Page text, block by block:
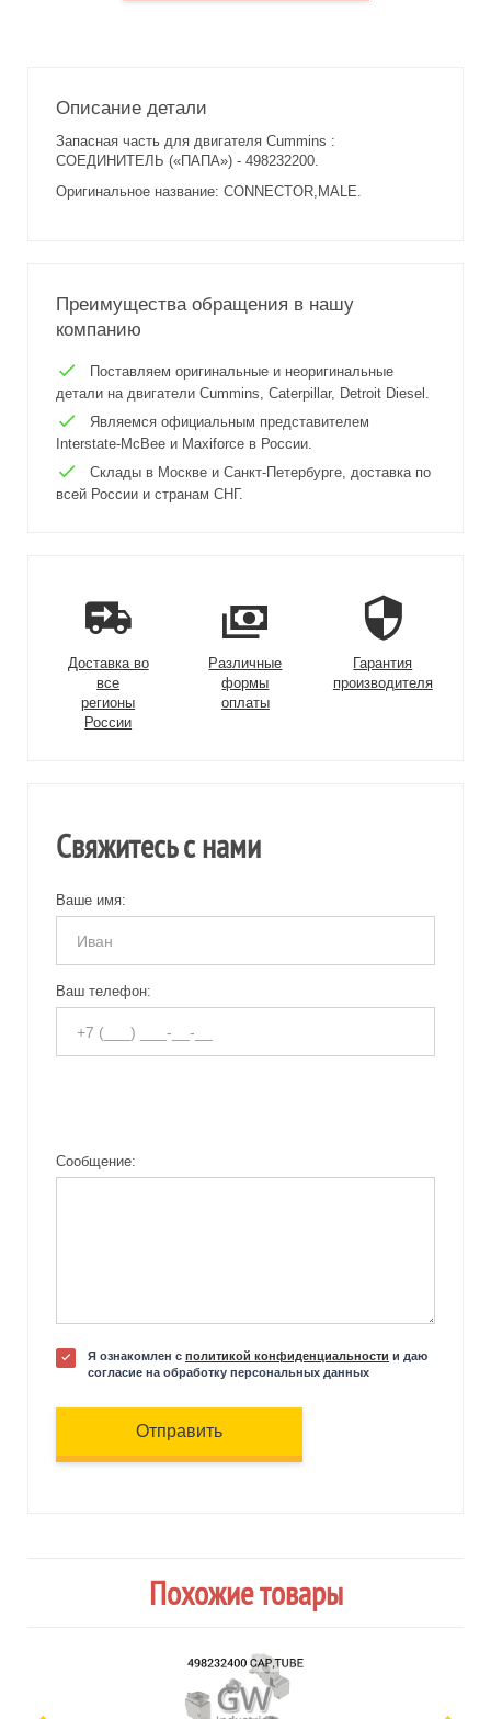
Описание детали
Запасная часть для двигателя Cummins :
СОЕДИНИТЕЛЬ («ПАПА») - 498232200.
Оригинальное название: CONNECTOR,MALE.
Преимущества обращения в нашу
компанию
Поставляем оригинальные и неоригинальные
детали на двигатели Cummins, Caterpillar, Detroit Diesel.
Являемся официальным представителем
Interstate-McBee и Maxiforce в России.
Склады в Москве и Санкт-Петербурге, доставка по
всей России и странам СНГ.
Доставка во
все
регионы
России
Различные
формы
оплаты
Гарантия
производителя
Свяжитесь с нами
Ваше имя:
Ваш телефон:
Сообщение:
Я ознакомлен с политикой конфиденциальности и даю
согласие на обработку персональных данных
Отправить
Похожие товары